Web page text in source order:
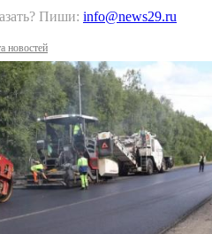
Пиши: info@news29.ru
новостей